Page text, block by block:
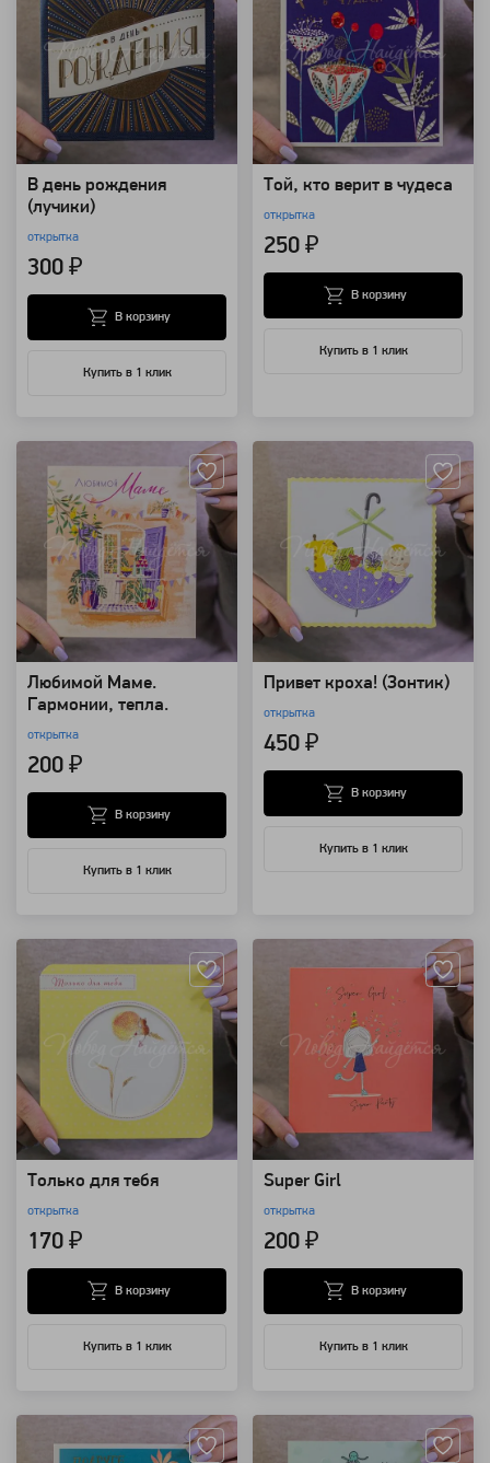
В день рождения
(лучики)
открытка
300 ₽
Купить в 1 клик
В корзину
Той, кто верит в чудеса
открытка
250 ₽
Купить в 1 клик
В корзину
Любимой Маме.
Гармонии, тепла.
открытка
200 ₽
Купить в 1 клик
В корзину
Привет кроха! (Зонтик)
открытка
450 ₽
Купить в 1 клик
В корзину
Только для тебя
открытка
170 ₽
Купить в 1 клик
В корзину
Super Girl
открытка
200 ₽
Купить в 1 клик
В корзину